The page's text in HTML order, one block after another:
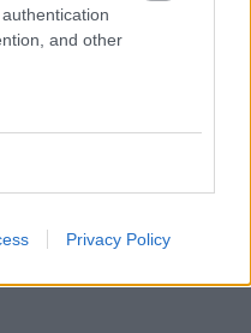
and other
Privacy Policy
στα Καραμανλίδικα
210 3254184),
λουκάνικα,
με βότανα και άλλα
συνταγές σας και